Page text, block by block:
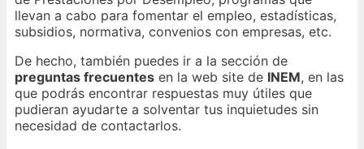
llevan a cabo para fomentar el empleo, estadísticas,
subsidios, normativa, convenios con empresas, etc.
De hecho, también puedes ir a la sección de
preguntas frecuentes en la web site de INEM, en las
que podrás encontrar respuestas muy útiles que
pudieran ayudarte a solventar tus inquietudes sin
necesidad de contactarlos.